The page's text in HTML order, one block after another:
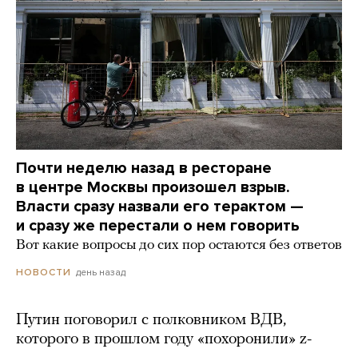
Почти неделю назад в ресторане
в центре Москвы произошел взрыв.
Власти сразу назвали его терактом —
и сразу же перестали о нем говорить
Вот какие вопросы до сих пор остаются без ответов
НОВОСТИ день назад
Путин поговорил с полковником ВДВ,
которого в прошлом году «похоронили» z-